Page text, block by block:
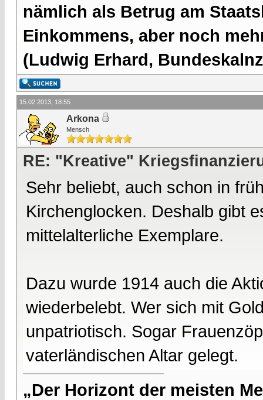
nämlich als Betrug am
Einkommens, aber noch
(Ludwig Erhard,
15.02.2013, 18:55
Arkona
Mensch
RE: "Kreative"
Sehr beliebt, auch schon in
Kirchenglocken. Deshalb gibt
mittelalterliche Exemplare.
Dazu wurde 1914 auch die
wiederbelebt. Wer sich mit
unpatriotisch. Sogar
vaterländischen Altar gelegt.
„Der Horizont der meisten